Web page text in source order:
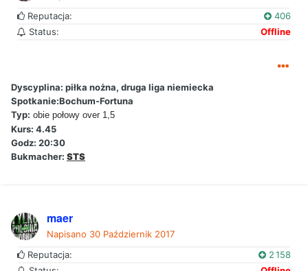
Reputacja:
406
Status:
Offline
Dyscyplina: piłka nożna, druga liga niemiecka
Spotkanie:Bochum-Fortuna
Typ: obie połowy over 1,5
Kurs: 4.45
Godz: 20:30
Bukmacher: STS
maer
Napisano 30 Październik 2017
Reputacja:
2 158